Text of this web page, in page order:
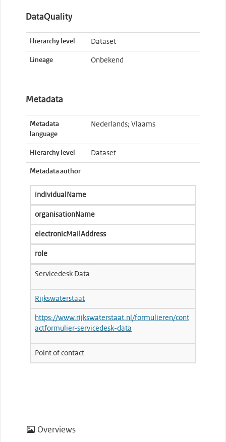
DataQuality
Hierarchy level Dataset
Lineage Onbekend
Metadata
Metadata
language
Nederlands; Vlaams
Hierarchy level Dataset
Metadata author
individualName
organisationName
electronicMailAddress
role
Servicedesk Data
Rijkswaterstaat
https://www.rijkswaterstaat.nl/formulieren/cont
actformulier-servicedesk-data
Point of contact
Overviews